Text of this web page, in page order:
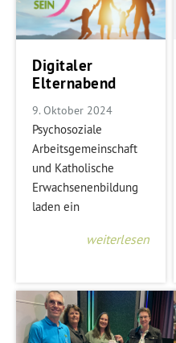
Digitaler
Elternabend
9. Oktober 2024
Psychosoziale
Arbeitsgemeinschaft
und Katholische
Erwachsenenbildung
laden ein
weiterlesen